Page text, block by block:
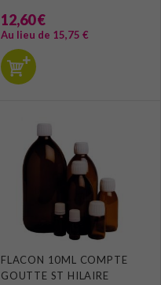
12,60 €
Au lieu de 15,75 €
FLACON 10ML COMPTE
GOUTTE ST HILAIRE